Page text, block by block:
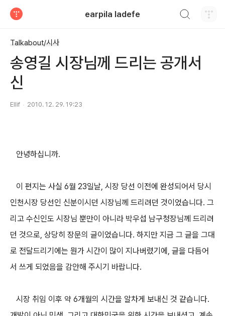
earpila ladefe
Talkabout/시사
송영길 시장님께 드리는 공개서
신
Ellif 2010. 12. 29. 19:23
안녕하십니까.
이 편지는 사실 6월 23일날, 시장 당선 이전에 완성되어서 당시
인천시장 당선인 신분이시던 시장님께 드리려던 것이었습니다. 그
리고 수신인도 시장님 뿐만이 아니라 박우섭 남구청장님께 드리려
던 것으로, 상당히 장문의 글이었습니다. 하지만 지금 그 글을 그대
로 전달드리기에는 뭔가 시간이 많이 지나버렸기에, 글을 다듬어
서 쓰게 되었음을 감안해 주시기 바랍니다.
시장 취임 이후 약 6개월의 시간을 알차게 보내신 것 같습니다.